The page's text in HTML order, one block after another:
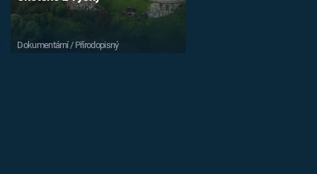
Dokumentární / Přírodopisný